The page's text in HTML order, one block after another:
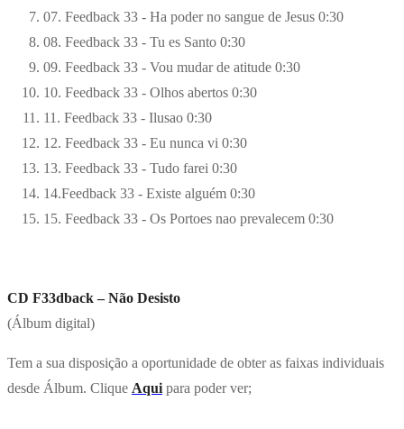
07. Feedback 33 - Ha poder no sangue de Jesus 0:30
08. Feedback 33 - Tu es Santo 0:30
09. Feedback 33 - Vou mudar de atitude 0:30
10. Feedback 33 - Olhos abertos 0:30
11. Feedback 33 - Ilusao 0:30
12. Feedback 33 - Eu nunca vi 0:30
13. Feedback 33 - Tudo farei 0:30
14.Feedback 33 - Existe alguém 0:30
15. Feedback 33 - Os Portoes nao prevalecem 0:30
CD F33dback – Não Desisto
(Álbum digital)
Tem a sua disposição a oportunidade de obter as faixas individuais
desde Álbum. Clique Aqui para poder ver;